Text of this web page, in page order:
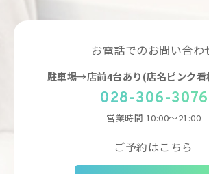
お電話でのお問い合わ
駐車場→店前4台あり(店名ピンク看
028-306-3076
営業時間 10:00～21:00
ご予約はこちら